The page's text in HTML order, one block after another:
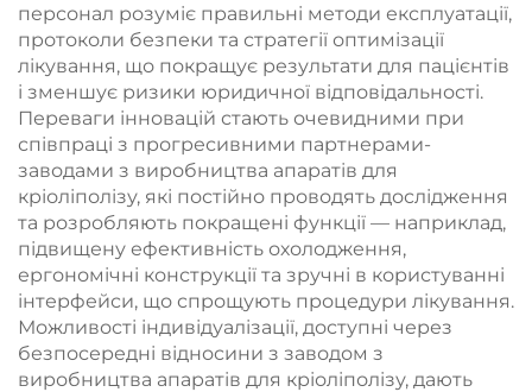
персонал розуміє правильні методи експлуатації,
протоколи безпеки та стратегії оптимізації
лікування, що покращує результати для пацієнтів
і зменшує ризики юридичної відповідальності.
Переваги інновацій стають очевидними при
співпраці з прогресивними партнерами-
заводами з виробництва апаратів для
кріоліполізу, які постійно проводять дослідження
та розробляють покращені функції — наприклад,
підвищену ефективність охолодження,
ергономічні конструкції та зручні в користуванні
інтерфейси, що спрощують процедури лікування.
Можливості індивідуалізації, доступні через
безпосередні відносини з заводом з
виробництва апаратів для кріоліполізу, дають